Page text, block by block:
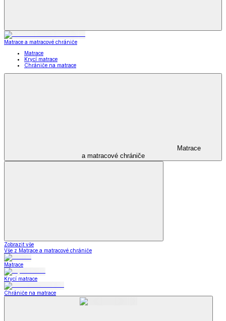
Matrace a matracové chrániče
Matrace
Krycí matrace
Chrániče na matrace
Matrace
a matracové chrániče
Zobrazit vše
Vše z Matrace a matracové chrániče
Matrace
Krycí matrace
Chrániče na matrace